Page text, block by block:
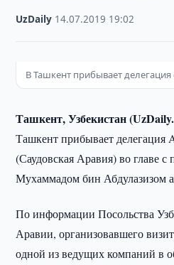
UzDaily 14.07.2019 19:02
В Ташкент прибывает
Ташкент, Узбекистан
Ташкент прибывает
(Саудовская Аравия) во главе с
Мухаммадом бин Абдулазизом
По информации Посольства
Аравии, организовавшего
одной из ведущих компаний в